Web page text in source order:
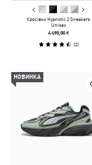
Кросівки Hypnotic 2 Sneakers
Unisex
4 490,00 ₴
(2)
НОВИНКА